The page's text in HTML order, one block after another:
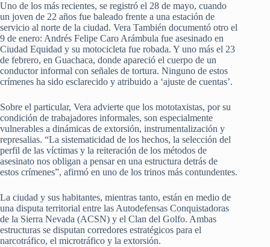
Uno de los más recientes, se registró el 28 de mayo, cuando
un joven de 22 años fue baleado frente a una estación de
servicio al norte de la ciudad. Vera También documentó otro el
9 de enero: Andrés Felipe Caro Arámbula fue asesinado en
Ciudad Equidad y su motocicleta fue robada. Y uno más el 23
de febrero, en Guachaca, donde apareció el cuerpo de un
conductor informal con señales de tortura. Ninguno de estos
crímenes ha sido esclarecido y atribuido a ‘ajuste de cuentas’.
Sobre el particular, Vera advierte que los mototaxistas, por su
condición de trabajadores informales, son especialmente
vulnerables a dinámicas de extorsión, instrumentalización y
represalias. “La sistematicidad de los hechos, la selección del
perfil de las víctimas y la reiteración de los métodos de
asesinato nos obligan a pensar en una estructura detrás de
estos crímenes”, afirmó en uno de los trinos más contundentes.
La ciudad y sus habitantes, mientras tanto, están en medio de
una disputa territorial entre las Autodefensas Conquistadoras
de la Sierra Nevada (ACSN) y el Clan del Golfo. Ambas
estructuras se disputan corredores estratégicos para el
narcotráfico, el microtráfico y la extorsión.